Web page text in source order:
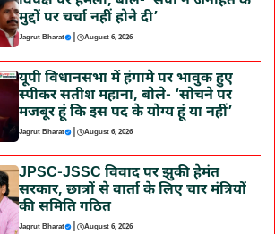
मुद्दों पर चर्चा नहीं होने दी’
Jagrut Bharat | August 6, 2026
यूपी विधानसभा में हंगामे पर भावुक हुए
स्पीकर सतीश महाना, बोले- ‘सोचने पर
मजबूर हूं कि इस पद के योग्य हूं या नहीं’
Jagrut Bharat | August 6, 2026
JPSC-JSSC विवाद पर झुकी हेमंत
सरकार, छात्रों से वार्ता के लिए चार मंत्रियों
की समिति गठित
Jagrut Bharat | August 6, 2026